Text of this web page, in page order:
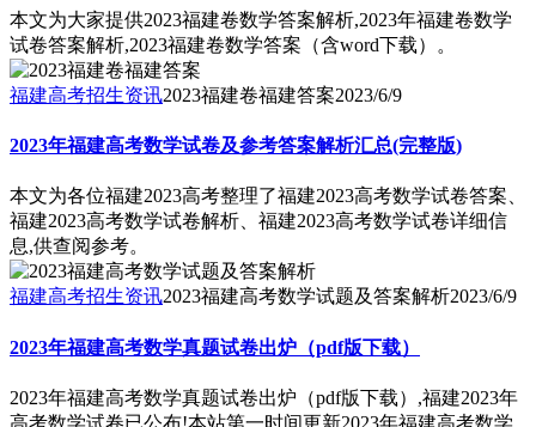
本文为大家提供2023福建卷数学答案解析,2023年福建卷数学
试卷答案解析,2023福建卷数学答案（含word下载）。
福建高考招生资讯2023福建卷福建答案2023/6/9
2023年福建高考数学试卷及参考答案解析汇总(完整版)
本文为各位福建2023高考整理了福建2023高考数学试卷答案、
福建2023高考数学试卷解析、福建2023高考数学试卷详细信
息,供查阅参考。
福建高考招生资讯2023福建高考数学试题及答案解析2023/6/9
2023年福建高考数学真题试卷出炉（pdf版下载）
2023年福建高考数学真题试卷出炉（pdf版下载）,福建2023年
高考数学试卷已公布!本站第一时间更新2023年福建高考数学